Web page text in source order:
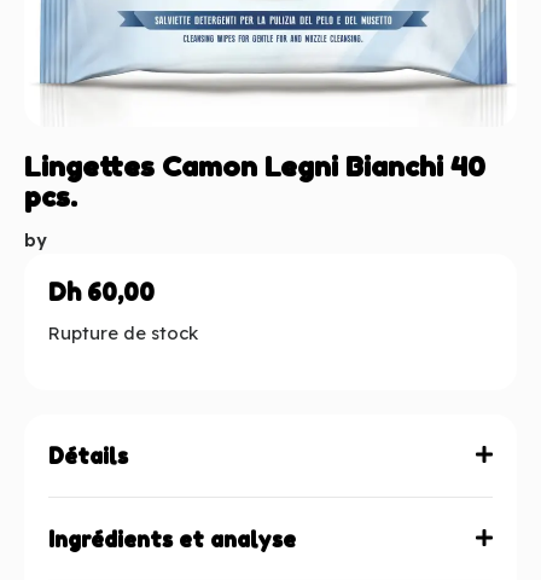
Lingettes Camon Legni Bianchi 40
pcs.
by
Dh60,00
Rupture de stock
Détails
Ingrédients et analyse